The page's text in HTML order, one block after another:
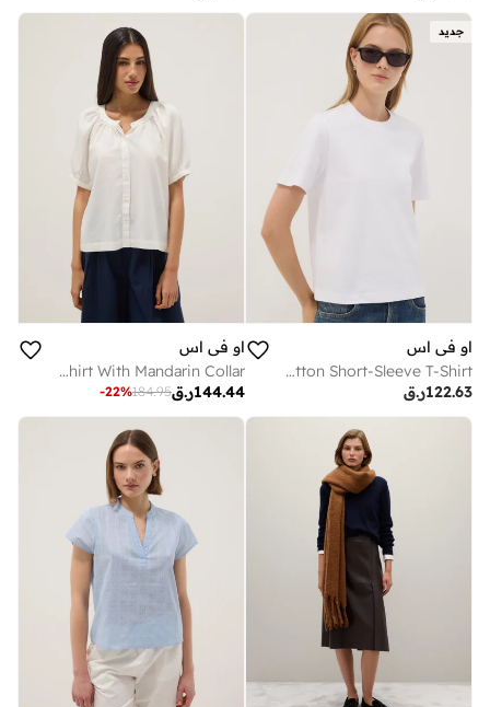
جديد
او في اس
OVS White Relaxed-Fit Pure Cotton Short-Sleeve T-Shirt
ر.ق122.63
او في اس
OVS White Linen Blend Regular Fit Shirt With Mandarin Collar
ر.ق144.44
184.95
-22%